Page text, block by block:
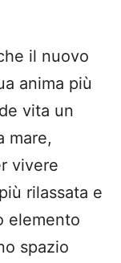
il nuovo
anima più
vita un
mare,
vivere
rilassata e
elemento
spazio